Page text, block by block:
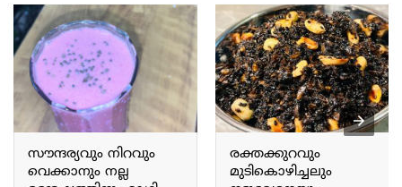
സൗന്ദര്യവും നിറവും
വെക്കാനും നല്ല
രക്തക്കുറവും
മുടികൊഴിച്ചലും